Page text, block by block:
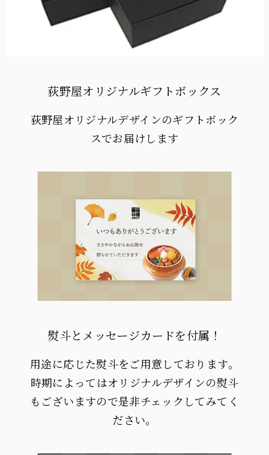
荻野屋オリジナルギフトボックス
荻野屋オリジナルデザインのギフトボック
スでお届けします
熨斗とメッセージカードを付属！
用途に応じた熨斗をご用意しております。
時期によってはオリジナルデザインの熨斗
もございますので是非チェックしてみてく
ださい。